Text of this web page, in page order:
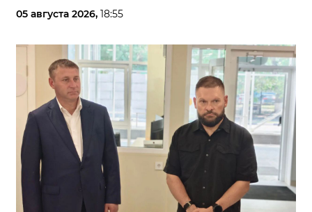
05 августа 2026, 18:55